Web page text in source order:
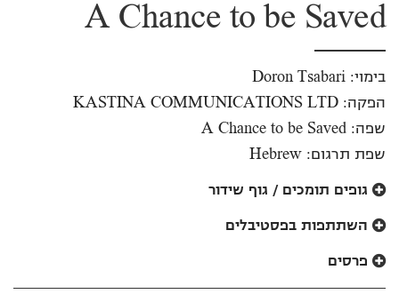
A Chance to be Saved
בימוי: Doron Tsabari
הפקה: KASTINA COMMUNICATIONS LTD
שפה: A Chance to be Saved
שפת תרגום: Hebrew
גופים תומכים / גוף שידור
השתתפות בפסטיבלים
פרסים